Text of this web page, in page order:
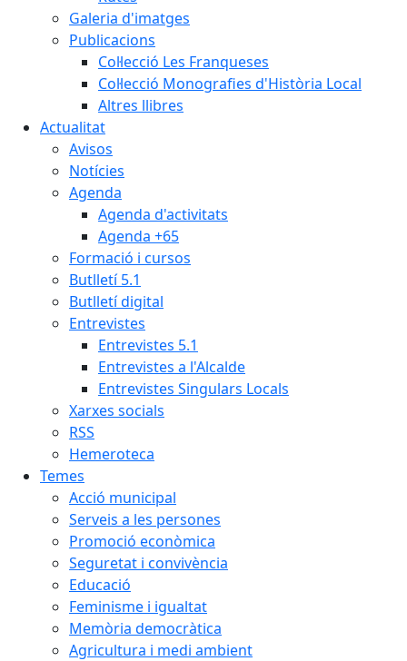
Galeria d'imatges
Publicacions
Col·lecció Les Franqueses
Col·lecció Monografies d'Història Local
Altres llibres
Actualitat
Avisos
Notícies
Agenda
Agenda d'activitats
Agenda +65
Formació i cursos
Butlletí 5.1
Butlletí digital
Entrevistes
Entrevistes 5.1
Entrevistes a l'Alcalde
Entrevistes Singulars Locals
Xarxes socials
RSS
Hemeroteca
Temes
Acció municipal
Serveis a les persones
Promoció econòmica
Seguretat i convivència
Educació
Feminisme i igualtat
Memòria democràtica
Agricultura i medi ambient